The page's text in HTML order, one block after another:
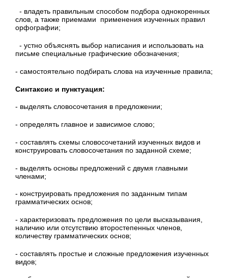
- владеть правильным способом подбора однокоренных
слов, а также приемами применения изученных правил
орфографии;
- устно объяснять выбор написания и использовать на
письме специальные графические обозначения;
- самостоятельно подбирать слова на изученные правила;
Синтаксис и пунктуация:
- выделять словосочетания в предложении;
- определять главное и зависимое слово;
- составлять схемы словосочетаний изученных видов и
конструировать словосочетания по заданной схеме;
- выделять основы предложений с двумя главными
членами;
- конструировать предложения по заданным типам
грамматических основ;
- характеризовать предложения по цели высказывания,
наличию или отсутствию второстепенных членов,
количеству грамматических основ;
- составлять простые и сложные предложения изученных
видов;